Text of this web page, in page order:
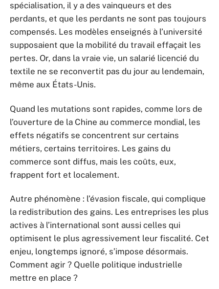
spécialisation, il y a des vainqueurs et des
perdants, et que les perdants ne sont pas toujours
compensés. Les modèles enseignés à l’université
supposaient que la mobilité du travail effaçait les
pertes. Or, dans la vraie vie, un salarié licencié du
textile ne se reconvertit pas du jour au lendemain,
même aux États-Unis.
Quand les mutations sont rapides, comme lors de
l’ouverture de la Chine au commerce mondial, les
effets négatifs se concentrent sur certains
métiers, certains territoires. Les gains du
commerce sont diffus, mais les coûts, eux,
frappent fort et localement.
Autre phénomène : l’évasion fiscale, qui complique
la redistribution des gains. Les entreprises les plus
actives à l’international sont aussi celles qui
optimisent le plus agressivement leur fiscalité. Cet
enjeu, longtemps ignoré, s’impose désormais.
Comment agir ? Quelle politique industrielle
mettre en place ?